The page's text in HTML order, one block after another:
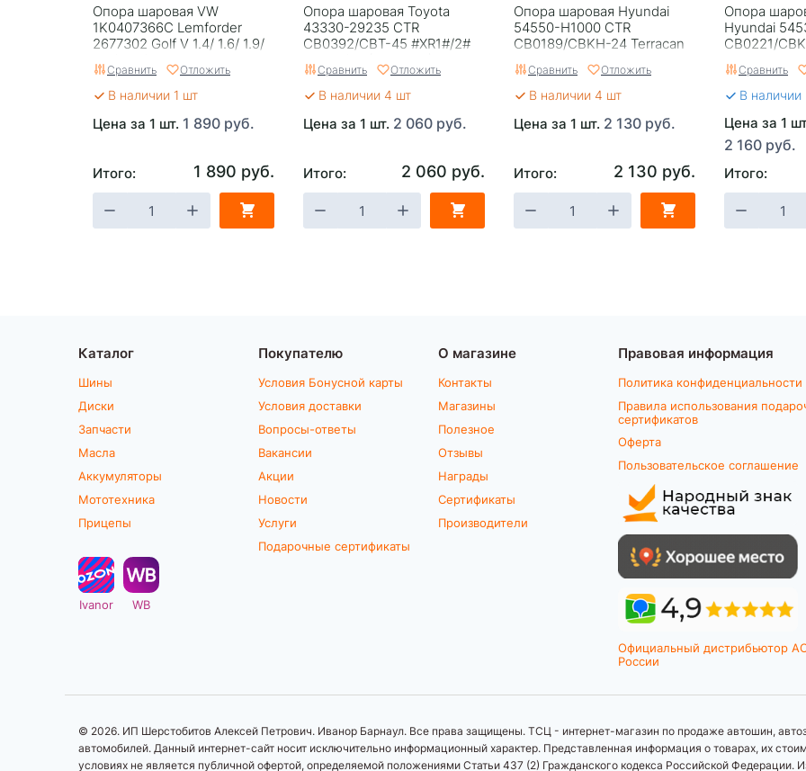
Опора шаровая VW
1K0407366C Lemforder
2677302 Golf V 1.4/ 1.6/ 1.9/
УЦЕНКА
Сравнить Отложить
В наличии 1 шт
Цена за 1 шт. 1 890 руб.
Итого: 1 890 руб.
Опора шаровая Toyota
43330-29235 CTR
CB0392/CBT-45 #XR1#/2#
Сравнить Отложить
В наличии 4 шт
Цена за 1 шт. 2 060 руб.
Итого: 2 060 руб.
Опора шаровая Hyundai
54550-H1000 CTR
CB0189/CBKH-24 Terracan
Сравнить Отложить
В наличии 4 шт
Цена за 1 шт. 2 130 руб.
Итого: 2 130 руб.
Опора
Hyundai
CB0221/
Сравнить
В наличии
Цена за 1
2 160 руб.
Итого:
Каталог
Шины
Диски
Запчасти
Масла
Аккумуляторы
Мототехника
Прицепы
Ivanor WB
Покупателю
Условия Бонусной карты
Условия доставки
Вопросы-ответы
Вакансии
Акции
Новости
Услуги
Подарочные сертификаты
О магазине
Контакты
Магазины
Полезное
Отзывы
Награды
Сертификаты
Производители
Правовая информация
Политика конфиденциальности
Правила использования
сертификатов
Оферта
Пользовательское соглашение
Официальный дистрибьютор
России
© 2026. ИП Шерстобитов Алексей Петрович. Иванор Барнаул. Все права защищены. ТСЦ - интернет-магазин по продаже автошин,
автомобилей. Данный интернет-сайт носит исключительно информационный характер. Представленная информация о товарах, их
условиях не является публичной офертой, определяемой положениями Статьи 437 (2) Гражданского кодекса Российской Федерации.